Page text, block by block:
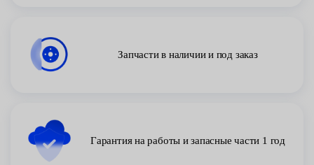
Запчасти в наличии и под заказ
Гарантия на работы и запасные части 1 год